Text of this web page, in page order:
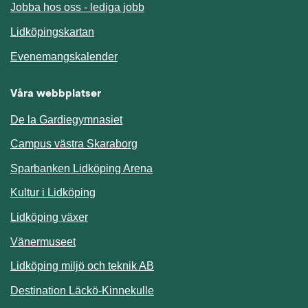
Jobba hos oss - lediga jobb
Lidköpingskartan
EvenemangskalenderLänk till annan webbplats.
Våra webbplatser
De la Gardiegymnasiet
Campus västra Skaraborg
Sparbanken Lidköping Arena
Kultur i Lidköping
Lidköping växer
Vänermuseet
Lidköping miljö och teknik AB
Destination Läckö-KinnekulleLänk till annan webbplats.